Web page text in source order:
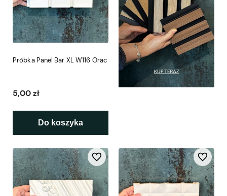
Próbka Panel Bar XL W116 Orac
5,00 zł
Do koszyka
Do ulubionych Do